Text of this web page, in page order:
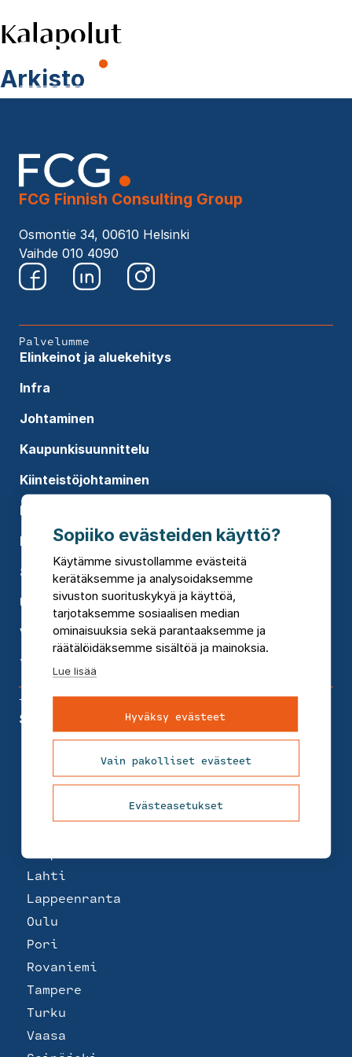
Skip
to
Kalapolut
Arkisto
FCG Finnish Consulting Group
Osmontie 34, 00610 Helsinki
Vaihde 010 4090
Palvelumme
Elinkeinot ja aluekehitys
Infra
Johtaminen
Kaupunkisuunnittelu
Kiinteistöjohtaminen
Koulutukset
Rakennusten suunnittelu
Sosiaali- ja terveyspalvelut
Uusiutuva energia
Vesi
Ympäristökonsultointi
Toimipisteet
Suomi
Helsinki
Jyväskylä
Lahti
Lappeenranta
Oulu
Pori
Rovaniemi
Tampere
Turku
Vaasa
Sopiiko evästeiden käyttö?
Käytämme sivustollamme evästeitä
kerätäksemme ja analysoidaksemme
sivuston suorituskykyä ja käyttöä,
tarjotaksemme sosiaalisen median
ominaisuuksia sekä parantaaksemme ja
räätälöidäksemme sisältöä ja mainoksia.
Lue lisää
Hyväksy evästeet
Vain pakolliset evästeet
Evästeasetukset